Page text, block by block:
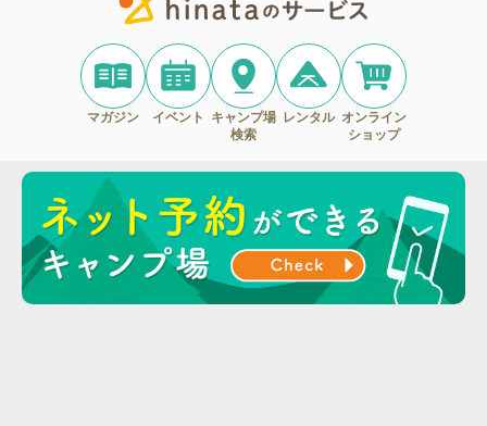
マガジン イベント
キャンプ場
検索
レンタル オンライン
ショップ